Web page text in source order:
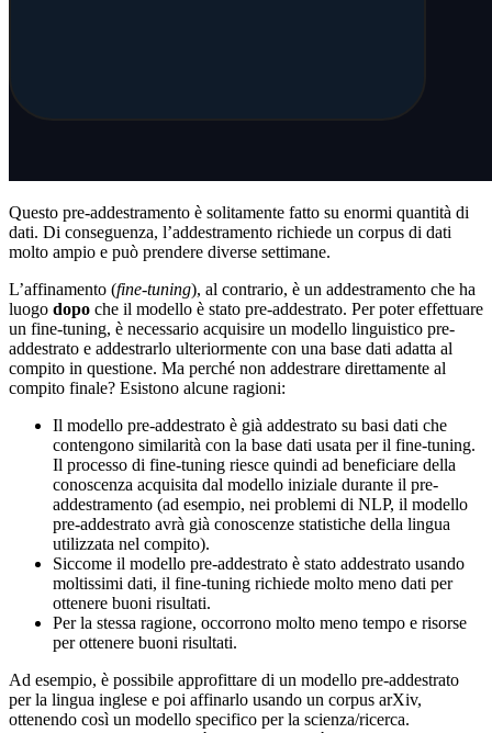
Questo pre-addestramento è solitamente fatto su enormi quantità di
dati. Di conseguenza, l’addestramento richiede un corpus di dati
molto ampio e può prendere diverse settimane.
L’affinamento (fine-tuning), al contrario, è un addestramento che ha
luogo dopo che il modello è stato pre-addestrato. Per poter effettuare
un fine-tuning, è necessario acquisire un modello linguistico pre-
addestrato e addestrarlo ulteriormente con una base dati adatta al
compito in questione. Ma perché non addestrare direttamente al
compito finale? Esistono alcune ragioni:
Il modello pre-addestrato è già addestrato su basi dati che
contengono similarità con la base dati usata per il fine-tuning.
Il processo di fine-tuning riesce quindi ad beneficiare della
conoscenza acquisita dal modello iniziale durante il pre-
addestramento (ad esempio, nei problemi di NLP, il modello
pre-addestrato avrà già conoscenze statistiche della lingua
utilizzata nel compito).
Siccome il modello pre-addestrato è stato addestrato usando
moltissimi dati, il fine-tuning richiede molto meno dati per
ottenere buoni risultati.
Per la stessa ragione, occorrono molto meno tempo e risorse
per ottenere buoni risultati.
Ad esempio, è possibile approfittare di un modello pre-addestrato
per la lingua inglese e poi affinarlo usando un corpus arXiv,
ottenendo così un modello specifico per la scienza/ricerca.